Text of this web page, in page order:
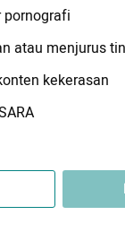
atau menjurus
kekerasan